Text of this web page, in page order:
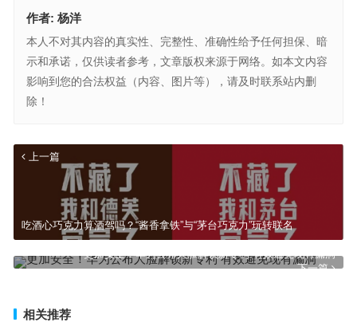
作者: 杨洋
本人不对其内容的真实性、完整性、准确性给予任何担保、暗
示和承诺，仅供读者参考，文章版权来源于网络。如本文内容
影响到您的合法权益（内容、图片等），请及时联系站内删
除！
上一篇
吃酒心巧克力算酒驾吗？“酱香拿铁”与“茅台巧克力”玩转联名
下一篇
更加安全！华为公布人脸解锁新专利 有效避免现有漏洞
相关推荐